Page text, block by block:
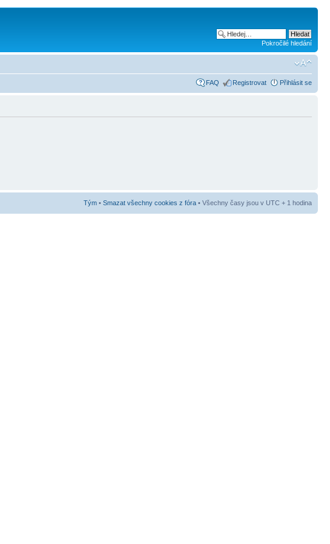
Pokročilé hledání
FAQ Registrovat Přihlásit se
Tým • Smazat všechny cookies z fóra • Všechny časy jsou v UTC + 1 hodina